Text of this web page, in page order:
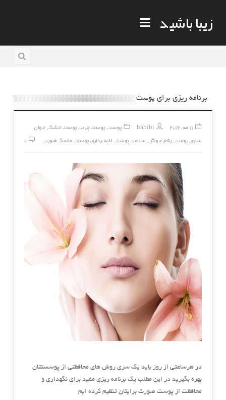
زیبا باشید
برنامه ریزی برای پوست
11 مه, 2016 habibi پوست, پوست چرب, پوست خشک, جوان
سازی پوست, رفع جوش, سلامت پوست, لایه برداری پوست, ماسک صورت 0
در هرساعتی از روز باید یک سری روش های محافظتی از پوسستتان
بهره بگیرید در این مطلب یک برنامه ریزی مفید برای نگهداری و
محافظت از پوست صورت برایتان تنظیم کرده ایم